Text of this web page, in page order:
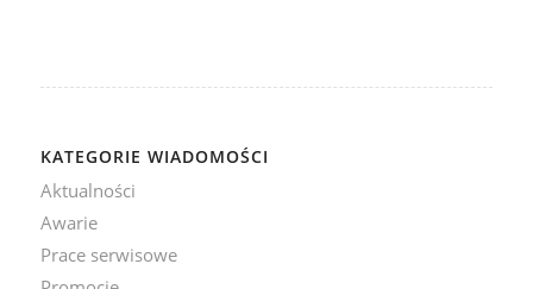
KATEGORIE WIADOMOŚCI
Aktualności
Awarie
Prace serwisowe